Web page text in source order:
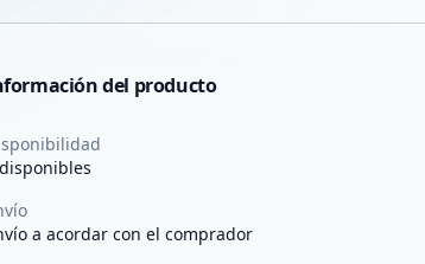
del producto
a acordar con el comprador